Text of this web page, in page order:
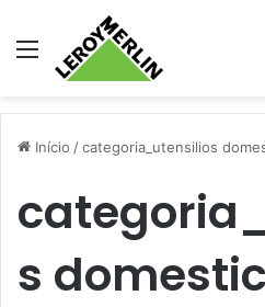
Menu
Início /categoria_utensilios
s